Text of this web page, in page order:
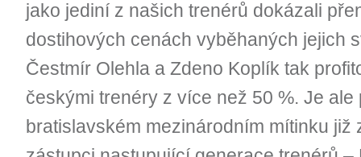
jako jediní z našich trenérů dokázali
dostihových cenách vyběhaných jejich
Čestmír Olehla a Zdeno Koplík tak
českými trenéry z více než 50 %. Je ale
bratislavském mezinárodním mítinku